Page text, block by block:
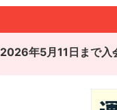
2026年5月11日まで入